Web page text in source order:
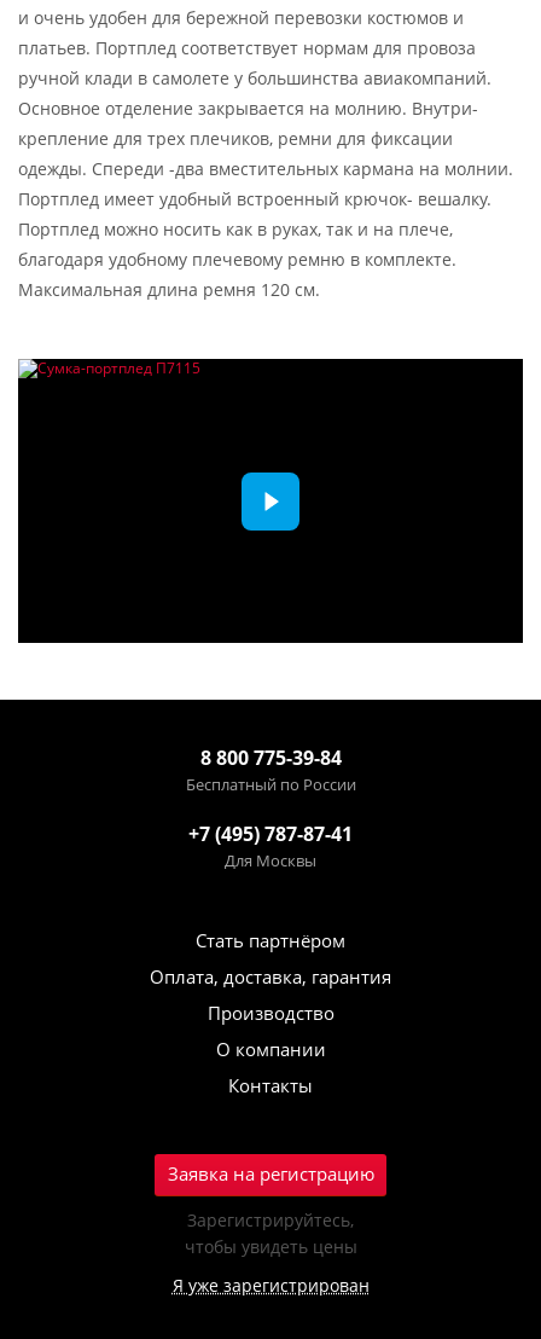
и очень удобен для бережной перевозки костюмов и
платьев. Портплед соответствует нормам для провоза
ручной клади в самолете у большинства авиакомпаний.
Основное отделение закрывается на молнию. Внутри-
крепление для трех плечиков, ремни для фиксации
одежды. Спереди -два вместительных кармана на молнии.
Портплед имеет удобный встроенный крючок- вешалку.
Портплед можно носить как в руках, так и на плече,
благодаря удобному плечевому ремню в комплекте.
Максимальная длина ремня 120 см.
8 800 775-39-84
Бесплатный по России
+7 (495) 787-87-41
Для Москвы
Стать партнёром
Оплата, доставка, гарантия
Производство
О компании
Контакты
Заявка на регистрацию
Зарегистрируйтесь,
чтобы увидеть цены
Я уже зарегистрирован